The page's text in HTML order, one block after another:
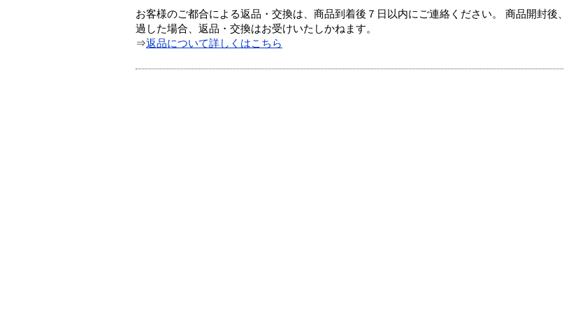
お客様のご都合による返品・交換は、商品到着後７日以内にご連絡ください。 商品開封後
過した場合、返品・交換はお受けいたしかねます。
⇒返品について詳しくはこちら